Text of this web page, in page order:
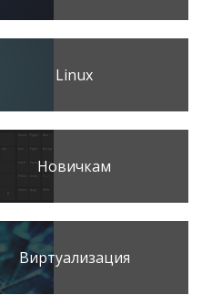
Linux
Новичкам
Виртуализация